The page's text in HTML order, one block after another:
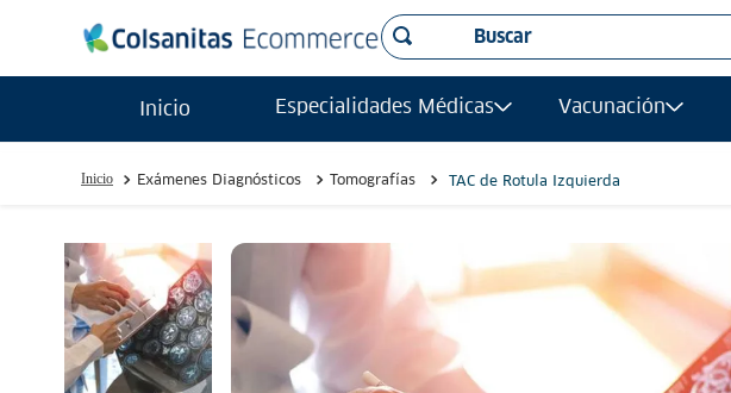
Buscar
Inicio Especialidades Médicas Vacunación
Exámenes Diagnósticos Tomografías TAC de Rotula Izquierda
5 tac
ecografía transvaginal
7.